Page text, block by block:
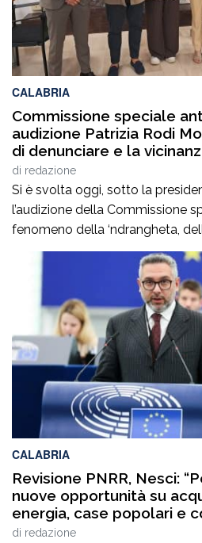
CALABRIA
Commissione speciale
audizione Patrizia Rodi
di denunciare e la
di redazione
Si è svolta oggi, sotto la
l’audizione della Commissione
fenomeno della ‘ndrangheta,
dell’illegalità diffusa del
Calabria, che ha ascoltato
imprenditrice agricola della
di Coldiretti e componente
Commercio di Reggio […]
CALABRIA
Revisione PNRR, Nesci:
nuove opportunità su
energia, case popolari e
imprese”
di redazione